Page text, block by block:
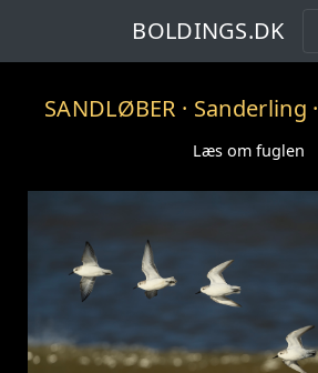
BOLDINGS.DK
SANDLØBER · Sanderling ·
Læs om fuglen